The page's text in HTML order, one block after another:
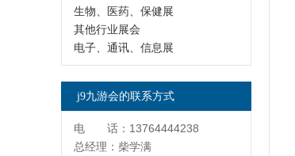
生物、医药、保健展
其他行业展会
电子、通讯、信息展
j9九游会的联系方式
电 话：13764444238
总经理：柴学满